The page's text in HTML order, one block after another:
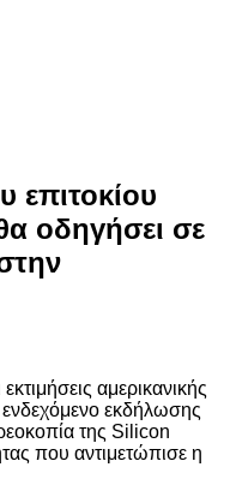
επιτοκίου
οδηγήσει σε
αμερικανικής
ενδεχόμενο εκδήλωσης
της Silicon
που αντιμετώπισε η